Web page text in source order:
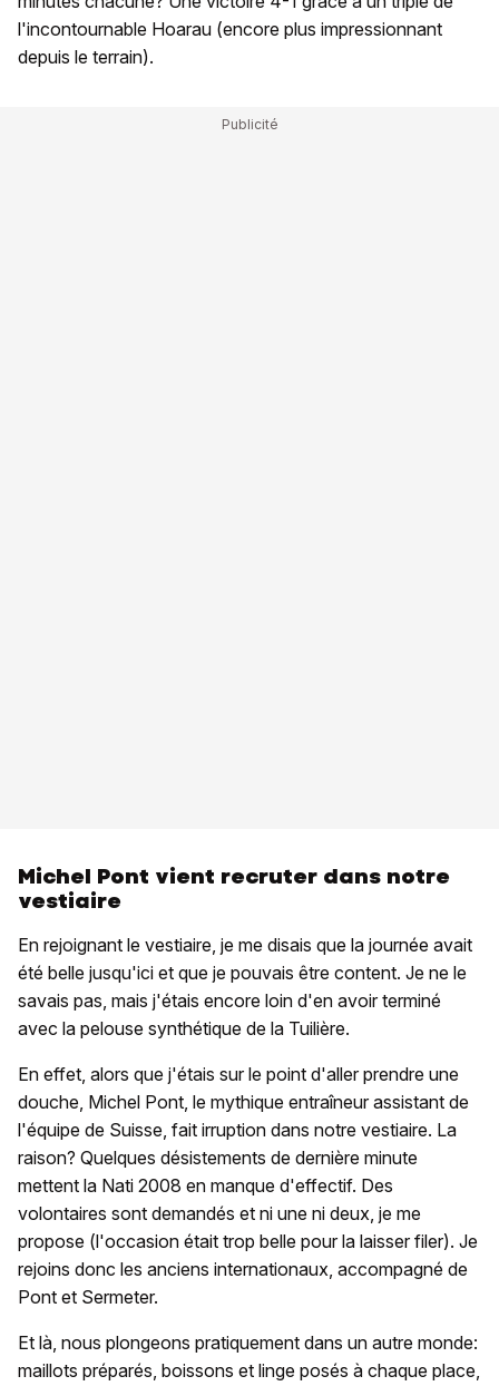
l'incontournable Hoarau (encore plus impressionnant
depuis le terrain).
Michel Pont vient recruter dans notre
vestiaire
En rejoignant le vestiaire, je me disais que la journée avait
été belle jusqu'ici et que je pouvais être content. Je ne le
savais pas, mais j'étais encore loin d'en avoir terminé
avec la pelouse synthétique de la Tuilière.
En effet, alors que j'étais sur le point d'aller prendre une
douche, Michel Pont, le mythique entraîneur assistant de
l'équipe de Suisse, fait irruption dans notre vestiaire. La
raison? Quelques désistements de dernière minute
mettent la Nati 2008 en manque d'effectif. Des
volontaires sont demandés et ni une ni deux, je me
propose (l'occasion était trop belle pour la laisser filer). Je
rejoins donc les anciens internationaux, accompagné de
Pont et Sermeter.
Et là, nous plongeons pratiquement dans un autre monde:
maillots préparés, boissons et linge posés à chaque place,